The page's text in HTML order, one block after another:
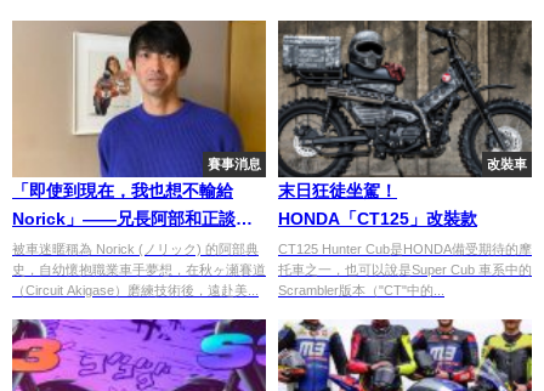
賽事消息
「即使到現在，我也想不輸給
Norick」——兄長阿部和正談阿
部典史｜連載 #3
被車迷暱稱為 Norick (ノリック) 的阿部典
史，自幼懷抱職業車手夢想，在秋ヶ瀬賽道
（Circuit Akigase）磨練技術後，遠赴美...
改裝車
末日狂徒坐駕！
HONDA「CT125」改裝款
CT125 Hunter Cub是HONDA備受期待的摩
托車之一，也可以說是Super Cub 車系中的
Scrambler版本（"CT"中的...